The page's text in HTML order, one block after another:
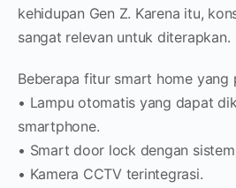
kehidupan Gen Z. Karena itu,
sangat relevan untuk diterapkan.
Beberapa fitur smart home yang
• Lampu otomatis yang dapat
smartphone.
• Smart door lock dengan
• Kamera CCTV terintegrasi.